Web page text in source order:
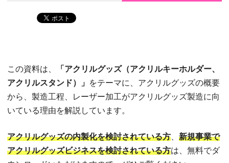
この資料は、
「アクリルグッズ（アクリルキーホルダー、
アクリルスタンド）」 をテーマに、アクリルグッズの概要
から、製造工程、レーザー加工がアクリルグッズ製造に向
いている理由を解説しています。
アクリルグッズの内製化を検討されている方
新規事業で
アクリルグッズビジネスを検討されている方は、無料でダ